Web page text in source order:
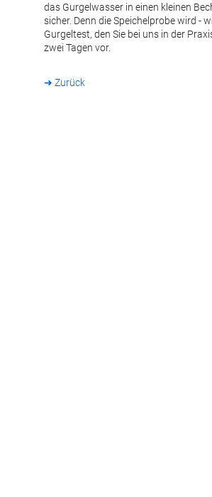
das Gurgelwasser in einen kleinen
sicher. Denn die Speichelprobe wird -
Gurgeltest, den Sie bei uns in der
zwei Tagen vor.
➜ Zurück